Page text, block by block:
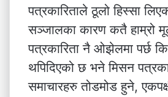
पत्रकारिताले ठूलो हिस्सा
सञ्जालका कारण कतै हाम्रो
पत्रकारिता नै ओझेलमा पर्छ
थपिदिएको छ भने मिसन
समाचारहरु तोडमोड हुने,